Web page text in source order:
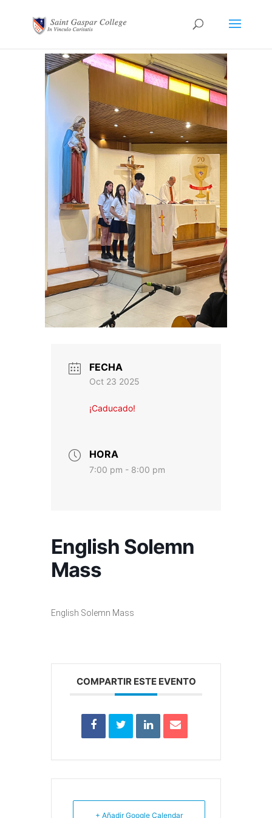
FECHA
Oct 23 2025
¡Caducado!
HORA
7:00 pm - 8:00 pm
English Solemn
Mass
English Solemn Mass
COMPARTIR ESTE EVENTO
+ Añadir Google Calendar